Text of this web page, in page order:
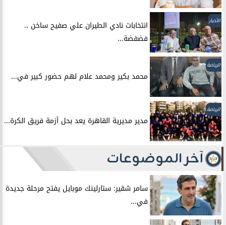
الأخبار
انتخابات نادي الطيران علي صفيح ساخن ..
فضفضة...
الرياضة
محمد بكير ومحمد علام لهم حضور كبير في...
الرياضة
مدير مديرية القاهرة يعد بحل أزمة فريق الكرة...
آخر الموضوعات
سامر شقير: ستارلينك موبايل يفتح مرحلة جديدة
في...